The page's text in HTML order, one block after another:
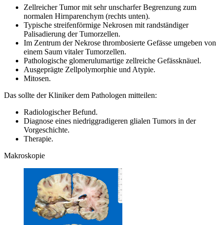
Zellreicher Tumor mit sehr unscharfer Begrenzung zum
normalen Hirnparenchym (rechts unten).
Typische streifenförmige Nekrosen mit randständiger
Palisadierung der Tumorzellen.
Im Zentrum der Nekrose thrombosierte Gefässe umgeben von
einem Saum vitaler Tumorzellen.
Pathologische glomerulumartige zellreiche Gefässknäuel.
Ausgeprägte Zellpolymorphie und Atypie.
Mitosen.
Das sollte der Kliniker dem Pathologen mitteilen:
Radiologischer Befund.
Diagnose eines niedriggradigeren glialen Tumors in der
Vorgeschichte.
Therapie.
Makroskopie